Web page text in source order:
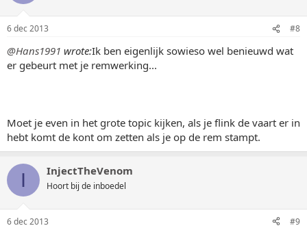
6 dec 2013 #8
@Hans1991 wrote:Ik ben eigenlijk sowieso wel benieuwd wat
er gebeurt met je remwerking...
Moet je even in het grote topic kijken, als je flink de vaart er in
hebt komt de kont om zetten als je op de rem stampt.
I InjectTheVenom
Hoort bij de inboedel
6 dec 2013 #9